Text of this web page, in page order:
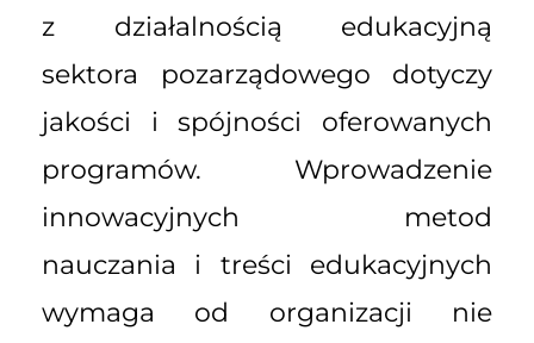
z działalnością edukacyjną
sektora pozarządowego dotyczy
jakości i spójności oferowanych
programów. Wprowadzenie
innowacyjnych metod
nauczania i treści edukacyjnych
wymaga od organizacji nie